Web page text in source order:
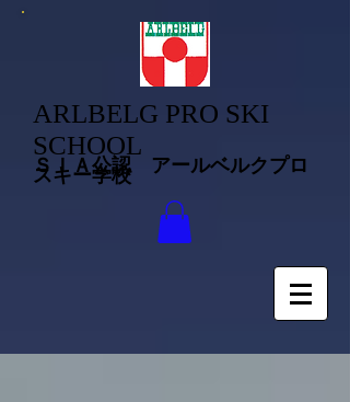
ARLBELG PRO SKI
SCHOOL
ＳＩＡ公認 アールベルクプロ
スキー学校